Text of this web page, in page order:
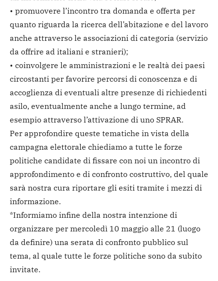
• promuovere l’incontro tra domanda e offerta per
quanto riguarda la ricerca dell’abitazione e del lavoro
anche attraverso le associazioni di categoria (servizio
da offrire ad italiani e stranieri);
• coinvolgere le amministrazioni e le realtà dei paesi
circostanti per favorire percorsi di conoscenza e di
accoglienza di eventuali altre presenze di richiedenti
asilo, eventualmente anche a lungo termine, ad
esempio attraverso l’attivazione di uno SPRAR.
Per approfondire queste tematiche in vista della
campagna elettorale chiediamo a tutte le forze
politiche candidate di fissare con noi un incontro di
approfondimento e di confronto costruttivo, del quale
sarà nostra cura riportare gli esiti tramite i mezzi di
informazione.
*Informiamo infine della nostra intenzione di
organizzare per mercoledì 10 maggio alle 21 (luogo
da definire) una serata di confronto pubblico sul
tema, al quale tutte le forze politiche sono da subito
invitate.